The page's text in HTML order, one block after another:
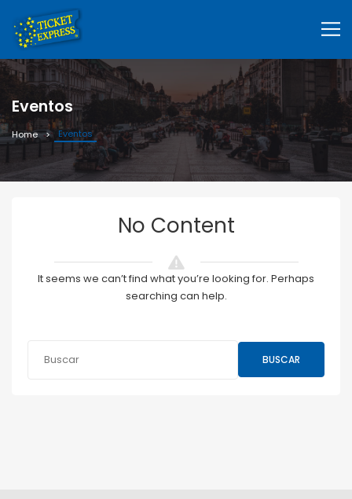
Eventos
Home Eventos
No Content
It seems we can’t find what you’re looking for. Perhaps
searching can help.
BUSCAR